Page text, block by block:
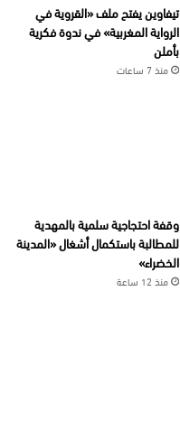
تيفاوين يفتح ملف «القروية في
الرواية المغربية» في ندوة فكرية
بأملن
منذ 7 ساعات
وقفة احتجاجية سلمية بالمهدية
للمطالبة باستكمال أشغال «المدينة
الخضراء»
منذ 12 ساعة